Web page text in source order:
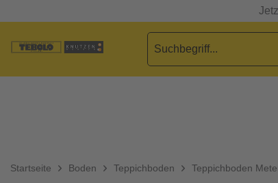
Startseite Boden Teppichboden Teppichboden